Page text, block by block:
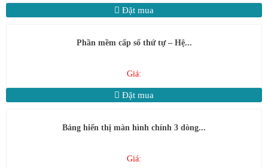
Đặt mua
Phần mềm cấp số thứ tự – Hệ...
Giá:
Đặt mua
Bảng hiển thị màn hình chính 3 dòng...
Giá: